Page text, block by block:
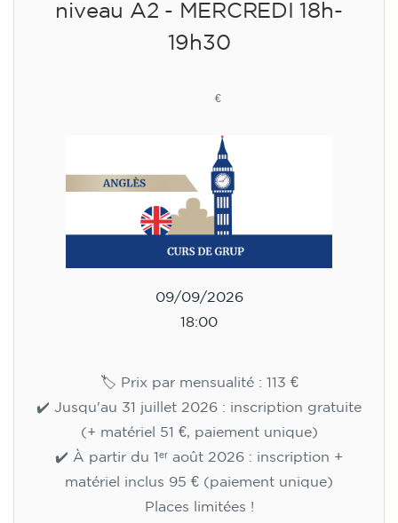
niveau A2 - MERCREDI 18h-
19h30
€
09/09/2026
18:00
🏷️ Prix par mensualité : 113 €
✔️ Jusqu'au 31 juillet 2026 : inscription gratuite
(+ matériel 51 €, paiement unique)
✔️ À partir du 1ᵉʳ août 2026 : inscription +
matériel inclus 95 € (paiement unique)
Places limitées !